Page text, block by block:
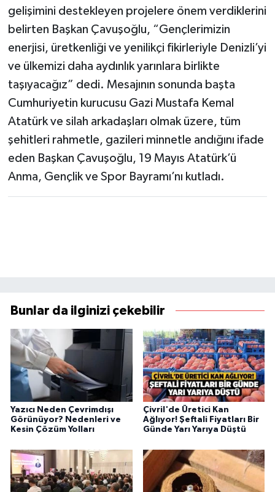
gelişimini destekleyen projelere önem verdiklerini
belirten Başkan Çavuşoğlu, “Gençlerimizin
enerjisi, üretkenliği ve yenilikçi fikirleriyle Denizli’yi
ve ülkemizi daha aydınlık yarınlara birlikte
taşıyacağız” dedi. Mesajının sonunda başta
Cumhuriyetin kurucusu Gazi Mustafa Kemal
Atatürk ve silah arkadaşları olmak üzere, tüm
şehitleri rahmetle, gazileri minnetle andığını ifade
eden Başkan Çavuşoğlu, 19 Mayıs Atatürk’ü
Anma, Gençlik ve Spor Bayramı’nı kutladı.
Bunlar da ilginizi çekebilir
Yazıcı Neden Çevrimdışı
Görünüyor? Nedenleri ve
Kesin Çözüm Yolları
Çivril'de Üretici Kan
Ağlıyor! Şeftali Fiyatları Bir
Günde Yarı Yarıya Düştü